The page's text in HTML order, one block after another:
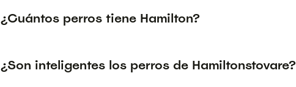
¿Cuántos perros tiene Hamilton?
¿Son inteligentes los perros de Hamiltonstovare?